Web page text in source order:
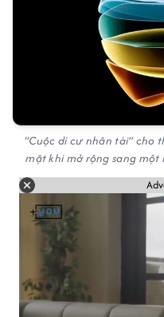
“Cuộc di cư nhân tài” cho
mặt khi mở rộng sang một